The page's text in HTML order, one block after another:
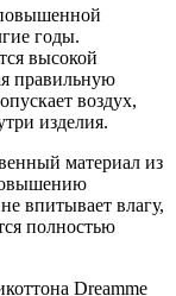
годы.
высокой
правильную
воздух,
изделия.
материал из
впитывает влагу,
полностью
Dreamme